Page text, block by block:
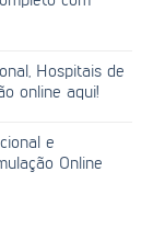
Hospitais de
online aqui!
e
Online